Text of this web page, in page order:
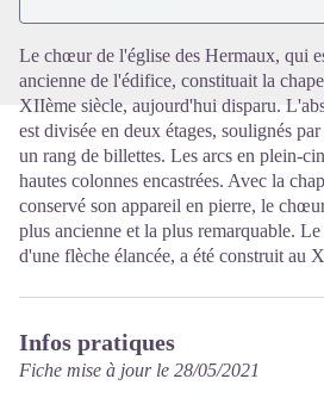
Le chœur de l'église des Hermaux, qui
ancienne de l'édifice, constituait la
XIIème siècle, aujourd'hui disparu.
est divisée en deux étages, soulignés
un rang de billettes. Les arcs en plein-
hautes colonnes encastrées. Avec la
conservé son appareil en pierre, le
plus ancienne et la plus remarquable.
d'une flèche élancée, a été construit au
Infos pratiques
Fiche mise à jour le 28/05/2021